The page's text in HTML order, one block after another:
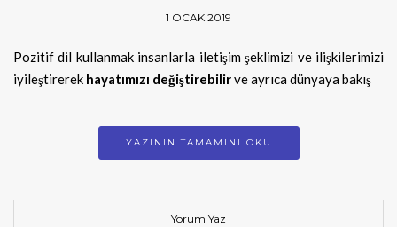
1 OCAK 2019
Pozitif dil kullanmak insanlarla iletişim şeklimizi ve ilişkilerimizi
iyileştirerek hayatımızı değiştirebilirve ayrıca dünyaya bakış
YAZININ TAMAMINI OKU
Yorum Yaz